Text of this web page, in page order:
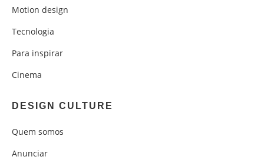
Motion design
Tecnologia
Para inspirar
Cinema
DESIGN CULTURE
Quem somos
Anunciar